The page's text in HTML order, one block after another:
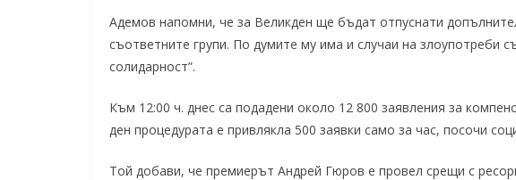
Адемов напомни, че за Великден ще бъдат отпуснати
съответните групи. По думите му има и случаи на злоупотреби
солидарност”.
Към 12:00 ч. днес са подадени около 12 800 заявления за
ден процедурата е привлякла 500 заявки само за час, посочи
Той добави, че премиерът Андрей Гюров е провел срещи с